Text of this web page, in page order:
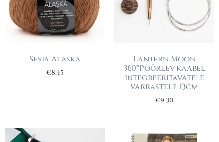
Sesia Alaska
€8,45
Lantern Moon
360*Pöörlev kaabel
integreeritavatele
varrastele 13cm
€9,30